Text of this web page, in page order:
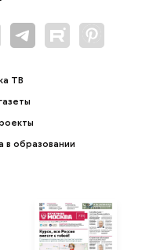
ТВ
в образовании